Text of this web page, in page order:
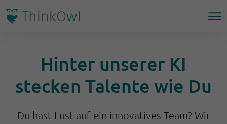
Hinter unserer KI
stecken Talente wie Du
Du hast Lust auf ein innovatives Team? Wir